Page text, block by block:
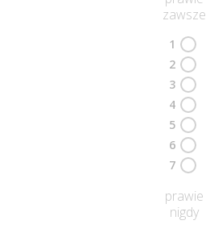
zawsze
1
2
3
4
5
6
7
prawie
nigdy